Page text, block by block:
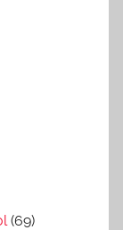
(69)